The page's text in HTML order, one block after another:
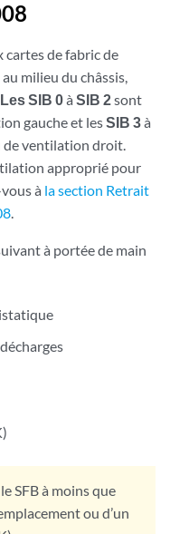
de fabric de
milieu du châssis,
Les SIB 0à SIB 2sont
gauche et lesSIB 3à
de ventilation droit.
approprié pour
à la section Retrait
.
à portée de main
SFB à moins que
ou d’un